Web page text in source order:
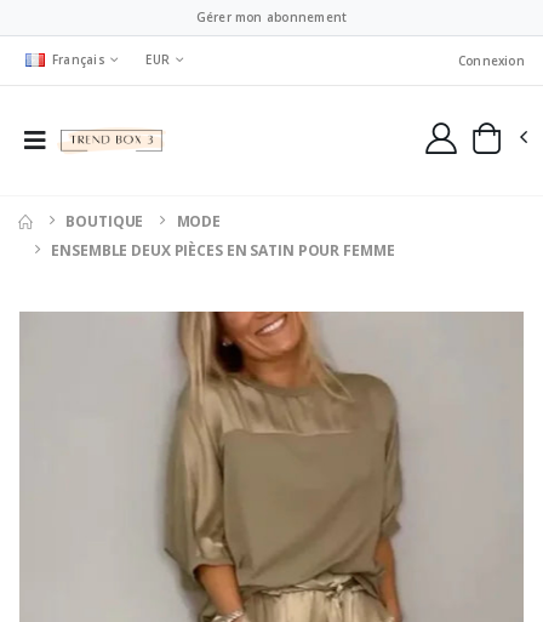
Gérer mon abonnement
Français EUR Connexion
BOUTIQUE
MODE
ENSEMBLE DEUX PIÈCES EN SATIN POUR FEMME